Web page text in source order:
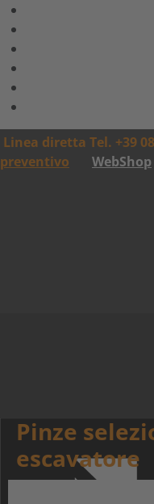
Linea diretta Tel. +39
preventivo
WebShop
Pinze
escavatore